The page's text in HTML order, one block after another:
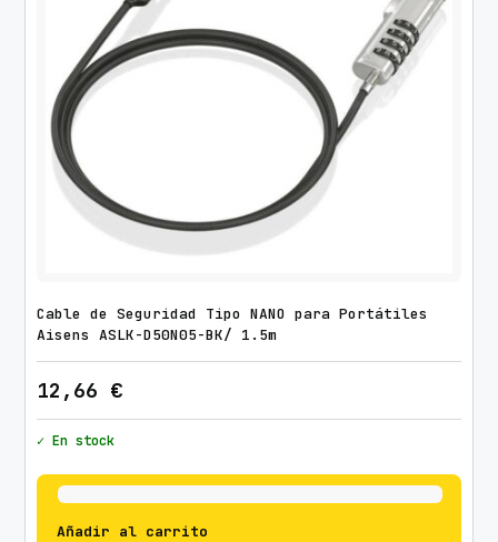
Cable de Seguridad Tipo NANO para Portátiles
Aisens ASLK-D50N05-BK/ 1.5m
12,66 €
✓ En stock
Añadir al carrito